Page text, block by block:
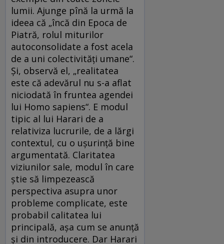
lumii. Ajunge pînă la urmă la
ideea că „încă din Epoca de
Piatră, rolul miturilor
autoconsolidate a fost acela
de a uni colectivități umane“.
Și, observă el, „realitatea
este că adevărul nu s-a aflat
niciodată în fruntea agendei
lui Homo sapiens“. E modul
tipic al lui Harari de a
relativiza lucrurile, de a lărgi
contextul, cu o ușurință bine
argumentată. Claritatea
viziunilor sale, modul în care
știe să limpezească
perspectiva asupra unor
probleme complicate, este
probabil calitatea lui
principală, așa cum se anunță
și din introducere. Dar Harari